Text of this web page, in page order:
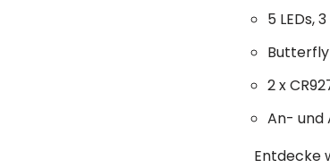
5 LEDs,
2 x
An- und
Entdecke